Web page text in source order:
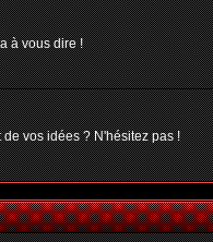
à vous dire !
vos idées ? N'hésitez pas !